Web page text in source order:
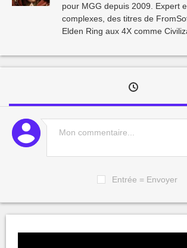
pour MGG depuis 2009. Expert
complexes, des titres de
Elden Ring aux 4X comme
Entrée = Envoyer